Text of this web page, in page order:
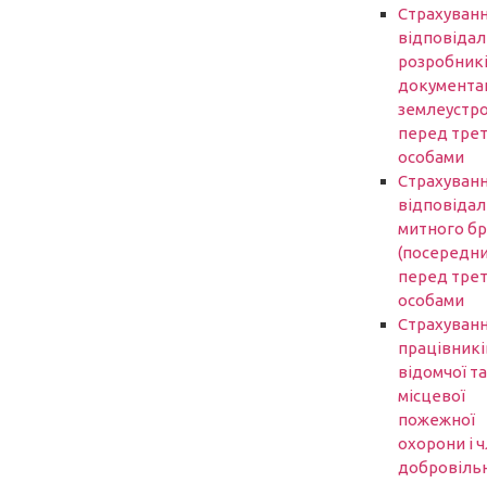
перед
особами
митного
перед
особами
відомчої та
місцевої
пожежної
охорони і